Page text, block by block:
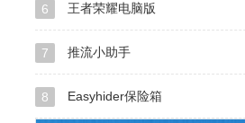
6 王者荣耀电脑版
7 推流小助手
8 Easyhider保险箱